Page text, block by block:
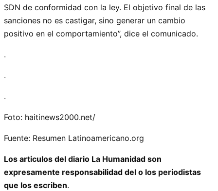
SDN de conformidad con la ley. El objetivo final de las
sanciones no es castigar, sino generar un cambio
positivo en el comportamiento”, dice el comunicado.
.
.
.
Foto: haitinews2000.net/
Fuente: Resumen Latinoamericano.org
Los articulos del diario La Humanidad son
expresamente responsabilidad del o los periodistas
que los escriben.